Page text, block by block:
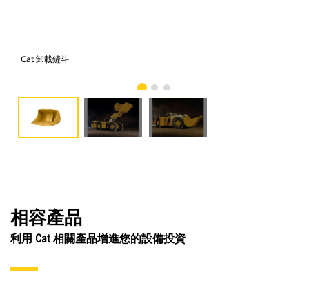
Cat 卸載鏟斗
相容產品
利用 Cat 相關產品增進您的設備投資